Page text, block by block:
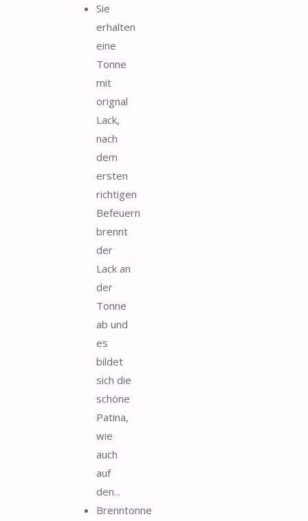
Sie
erhalten
eine
Tonne
mit
orignal
Lack,
nach
dem
ersten
richtigen
Befeuern
brennt
der
Lack an
der
Tonne
ab und
es
bildet
sich die
schöne
Patina,
wie
auch
auf
den...
Brenntonne